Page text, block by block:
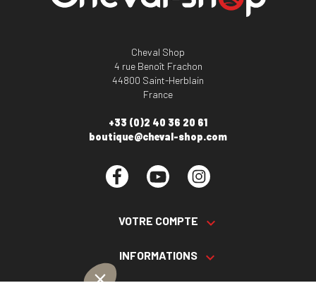
Cheval Shop
4 rue Benoît Frachon
44800 Saint-Herblain
France
+33 (0)2 40 36 20 61
boutique@cheval-shop.com
Facebook YouTube
VOTRE COMPTE 
INFORMATIONS 